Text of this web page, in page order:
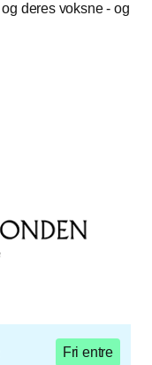
deres voksne - og
Fri entre